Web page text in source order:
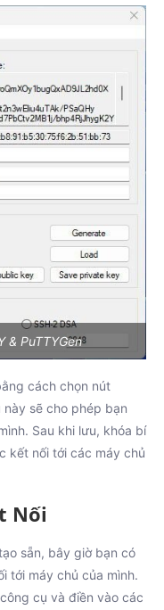
& PuTTYGen
cách chọn nút
sẽ cho phép bạn
Sau khi lưu, khóa bí
kết nối tới các máy chủ
Nối
sẵn, bây giờ bạn có
tới máy chủ của mình.
cụ và điền vào các